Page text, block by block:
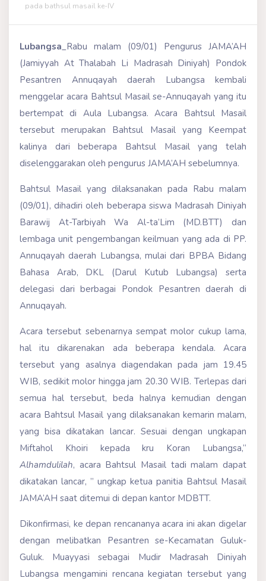
pada bathsul masail ke-IV
Lubangsa_Rabu malam (09/01) Pengurus JAMA’AH
(Jamiyyah At Thalabah Li Madrasah Diniyah) Pondok
Pesantren Annuqayah daerah Lubangsa kembali
menggelar acara Bahtsul Masail se-Annuqayah yang itu
bertempat di Aula Lubangsa. Acara Bahtsul Masail
tersebut merupakan Bahtsul Masail yang Keempat
kalinya dari beberapa Bahtsul Masail yang telah
diselenggarakan oleh pengurus JAMA’AH sebelumnya.
Bahtsul Masail yang dilaksanakan pada Rabu malam
(09/01), dihadiri oleh beberapa siswa Madrasah Diniyah
Barawij At-Tarbiyah Wa Al-ta’Lim (MD.BTT) dan
lembaga unit pengembangan keilmuan yang ada di PP.
Annuqayah daerah Lubangsa, mulai dari BPBA Bidang
Bahasa Arab, DKL (Darul Kutub Lubangsa) serta
delegasi dari berbagai Pondok Pesantren daerah di
Annuqayah.
Acara tersebut sebenarnya sempat molor cukup lama,
hal itu dikarenakan ada beberapa kendala. Acara
tersebut yang asalnya diagendakan pada jam 19.45
WIB, sedikit molor hingga jam 20.30 WIB. Terlepas dari
semua hal tersebut, beda halnya kemudian dengan
acara Bahtsul Masail yang dilaksanakan kemarin malam,
yang bisa dikatakan lancar. Sesuai dengan ungkapan
Miftahol Khoiri kepada kru Koran Lubangsa,“
Alhamdulilah, acara Bahtsul Masail tadi malam dapat
dikatakan lancar, ” ungkap ketua panitia Bahtsul Masail
JAMA’AH saat ditemui di depan kantor MDBTT.
Dikonfirmasi, ke depan rencananya acara ini akan digelar
dengan melibatkan Pesantren se-Kecamatan Guluk-
Guluk. Muayyasi sebagai Mudir Madrasah Diniyah
Lubangsa mengamini rencana kegiatan tersebut yang